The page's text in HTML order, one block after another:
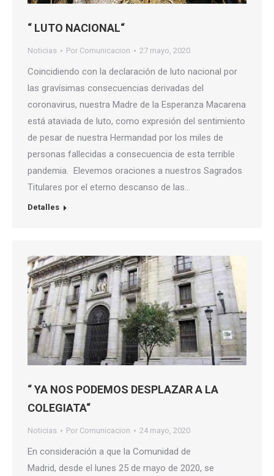
“ LUTO NACIONAL“
Noticias Por Comunicacion 27 mayo, 2020
Coincidiendo con la declaración de luto nacional por
las gravísimas consecuencias derivadas del
coronavirus, nuestra Madre de la Esperanza Macarena
está ataviada de luto, como expresión del sentimiento
de pesar de nuestra Hermandad por los miles de
personas fallecidas a consecuencia de esta terrible
pandemia. Elevemos oraciones a nuestros Sagrados
Titulares por el eterno descanso de las…
Detalles
“ YA NOS PODEMOS DESPLAZAR A LA
COLEGIATA“
Noticias Por Comunicacion 24 mayo, 2020
En consideración a que la Comunidad de
Madrid, desde el lunes 25 de mayo de 2020, se